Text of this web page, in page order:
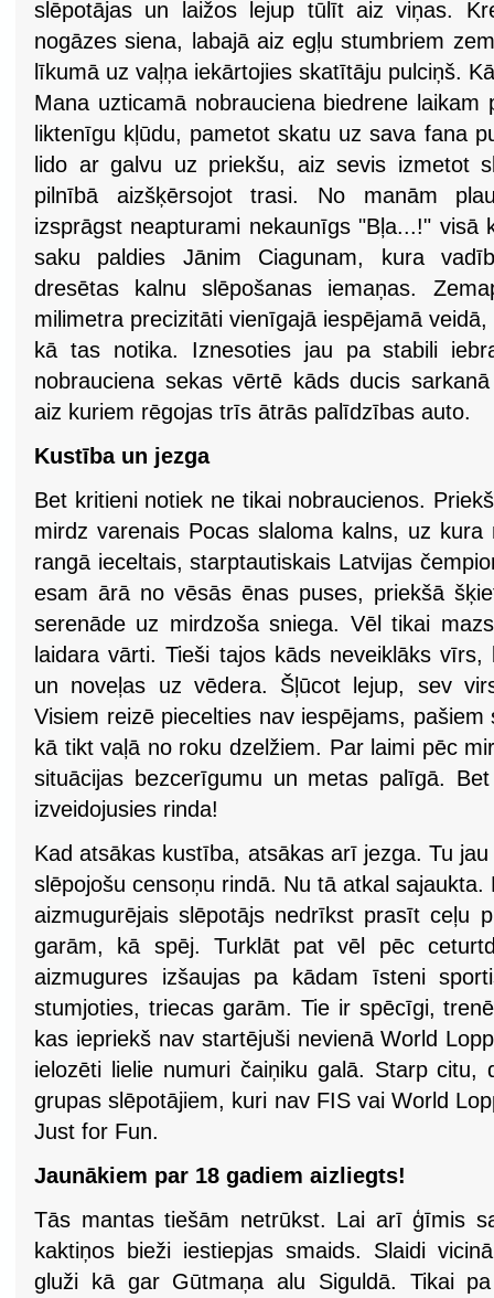
slēpotājas un laižos lejup tūlīt aiz viņas.
nogāzes siena, labajā aiz egļu stumbriem
līkumā uz vaļņa iekārtojies skatītāju pulciņš.
Mana uzticamā nobrauciena biedrene laikam
liktenīgu kļūdu, pametot skatu uz sava fana
lido ar galvu uz priekšu, aiz sevis izmetot
pilnībā aizšķērsojot trasi. No manām
izsprāgst neapturami nekaunīgs "Bļa...!" visā
saku paldies Jānim Ciagunam, kura
dresētas kalnu slēpošanas iemaņas.
milimetra precizitāti vienīgajā iespējamā
kā tas notika. Iznesoties jau pa stabili
nobrauciena sekas vērtē kāds ducis
aiz kuriem rēgojas trīs ātrās palīdzības auto.
Kustība un jezga
Bet kritieni notiek ne tikai nobraucienos.
mirdz varenais Pocas slaloma kalns, uz kura
rangā ieceltais, starptautiskais Latvijas
esam ārā no vēsās ēnas puses, priekšā
serenāde uz mirdzoša sniega. Vēl tikai
laidara vārti. Tieši tajos kāds neveiklāks
un noveļas uz vēdera. Šļūcot lejup, sev
Visiem reizē piecelties nav iespējams,
kā tikt vaļā no roku dzelžiem. Par laimi pēc
situācijas bezcerīgumu un metas palīgā.
izveidojusies rinda!
Kad atsākas kustība, atsākas arī jezga. Tu
slēpojošu censoņu rindā. Nu tā atkal
aizmugurējais slēpotājs nedrīkst prasīt ceļu
garām, kā spēj. Turklāt pat vēl pēc
aizmugures izšaujas pa kādam īsteni
stumjoties, triecas garām. Tie ir spēcīgi,
kas iepriekš nav startējuši nevienā World
ielozēti lielie numuri čaiņiku galā. Starp citu,
grupas slēpotājiem, kuri nav FIS vai World
Just for Fun.
Jaunākiem par 18 gadiem aizliegts!
Tās mantas tiešām netrūkst. Lai arī ģīmis
kaktiņos bieži iestiepjas smaids. Slaidi
gluži kā gar Gūtmaņa alu Siguldā. Tikai